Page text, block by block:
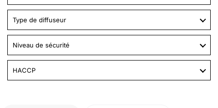
Type de diffuseur
Niveau de sécurité
HACCP